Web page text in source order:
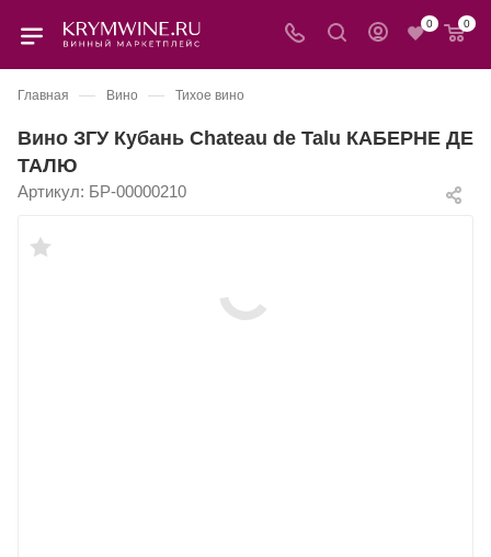
0 0
Главная — Вино — Тихое вино
Вино ЗГУ Кубань Chateau de Talu КАБЕРНЕ ДЕ
ТАЛЮ
Артикул: БР-00000210